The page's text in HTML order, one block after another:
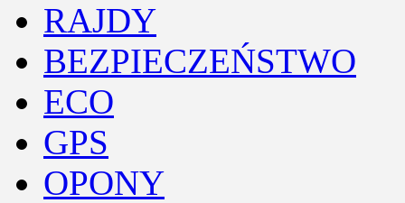
RAJDY
BEZPIECZEŃSTWO
ECO
GPS
OPONY